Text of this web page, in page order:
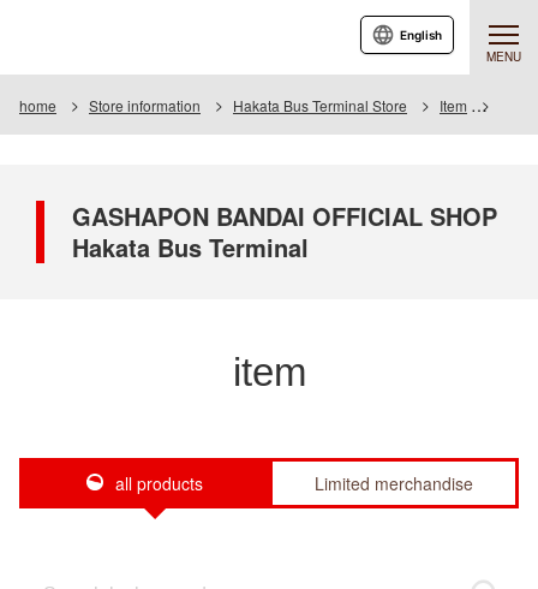
MENU
English
home Store information Hakata Bus Terminal Store Item
GASHAPON BANDAI OFFICIAL SHOP
Hakata Bus Terminal
item
all products Limited merchandise